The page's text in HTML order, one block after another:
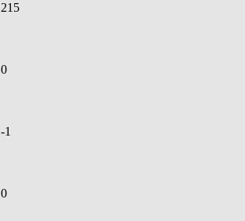
215
0
-1
0